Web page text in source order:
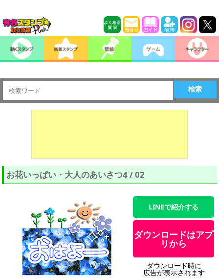
検索
お花いっぱい・大人のあいさつ4 / 02
LINEで紹介する
ダウンロードはアプ
リから
ダウンロード時に
広告が表示されます